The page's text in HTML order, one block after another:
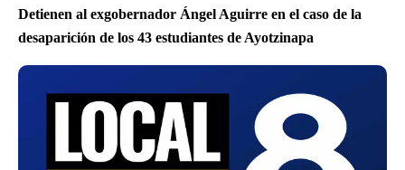
Detienen al exgobernador Ángel Aguirre en el caso de la
desaparición de los 43 estudiantes de Ayotzinapa